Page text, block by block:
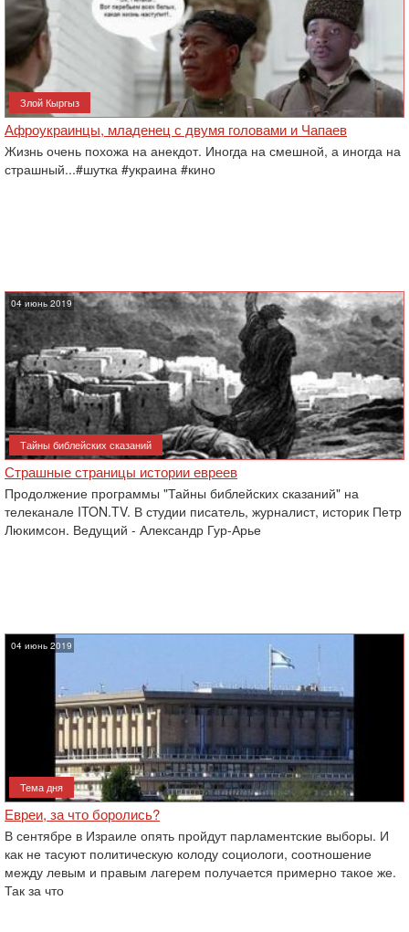
Злой Кыргыз
Афроукраинцы, младенец с двумя головами и Чапаев
Жизнь очень похожа на анекдот. Иногда на смешной, а иногда на
страшный...#шутка #украина #кино
04 июнь 2019
Тайны библейских сказаний
Страшные страницы истории евреев
Продолжение программы "Тайны библейских сказаний" на
телеканале ITON.TV. В студии писатель, журналист, историк Петр
Люкимсон. Ведущий - Александр Гур-Арье
04 июнь 2019
Тема дня
Евреи, за что боролись?‎
В сентябре в Израиле опять пройдут парламентские выборы. И
как не тасуют политическую колоду ‎социологи, соотношение
между левым и правым лагерем получается примерно такое ‎же.
Так за что